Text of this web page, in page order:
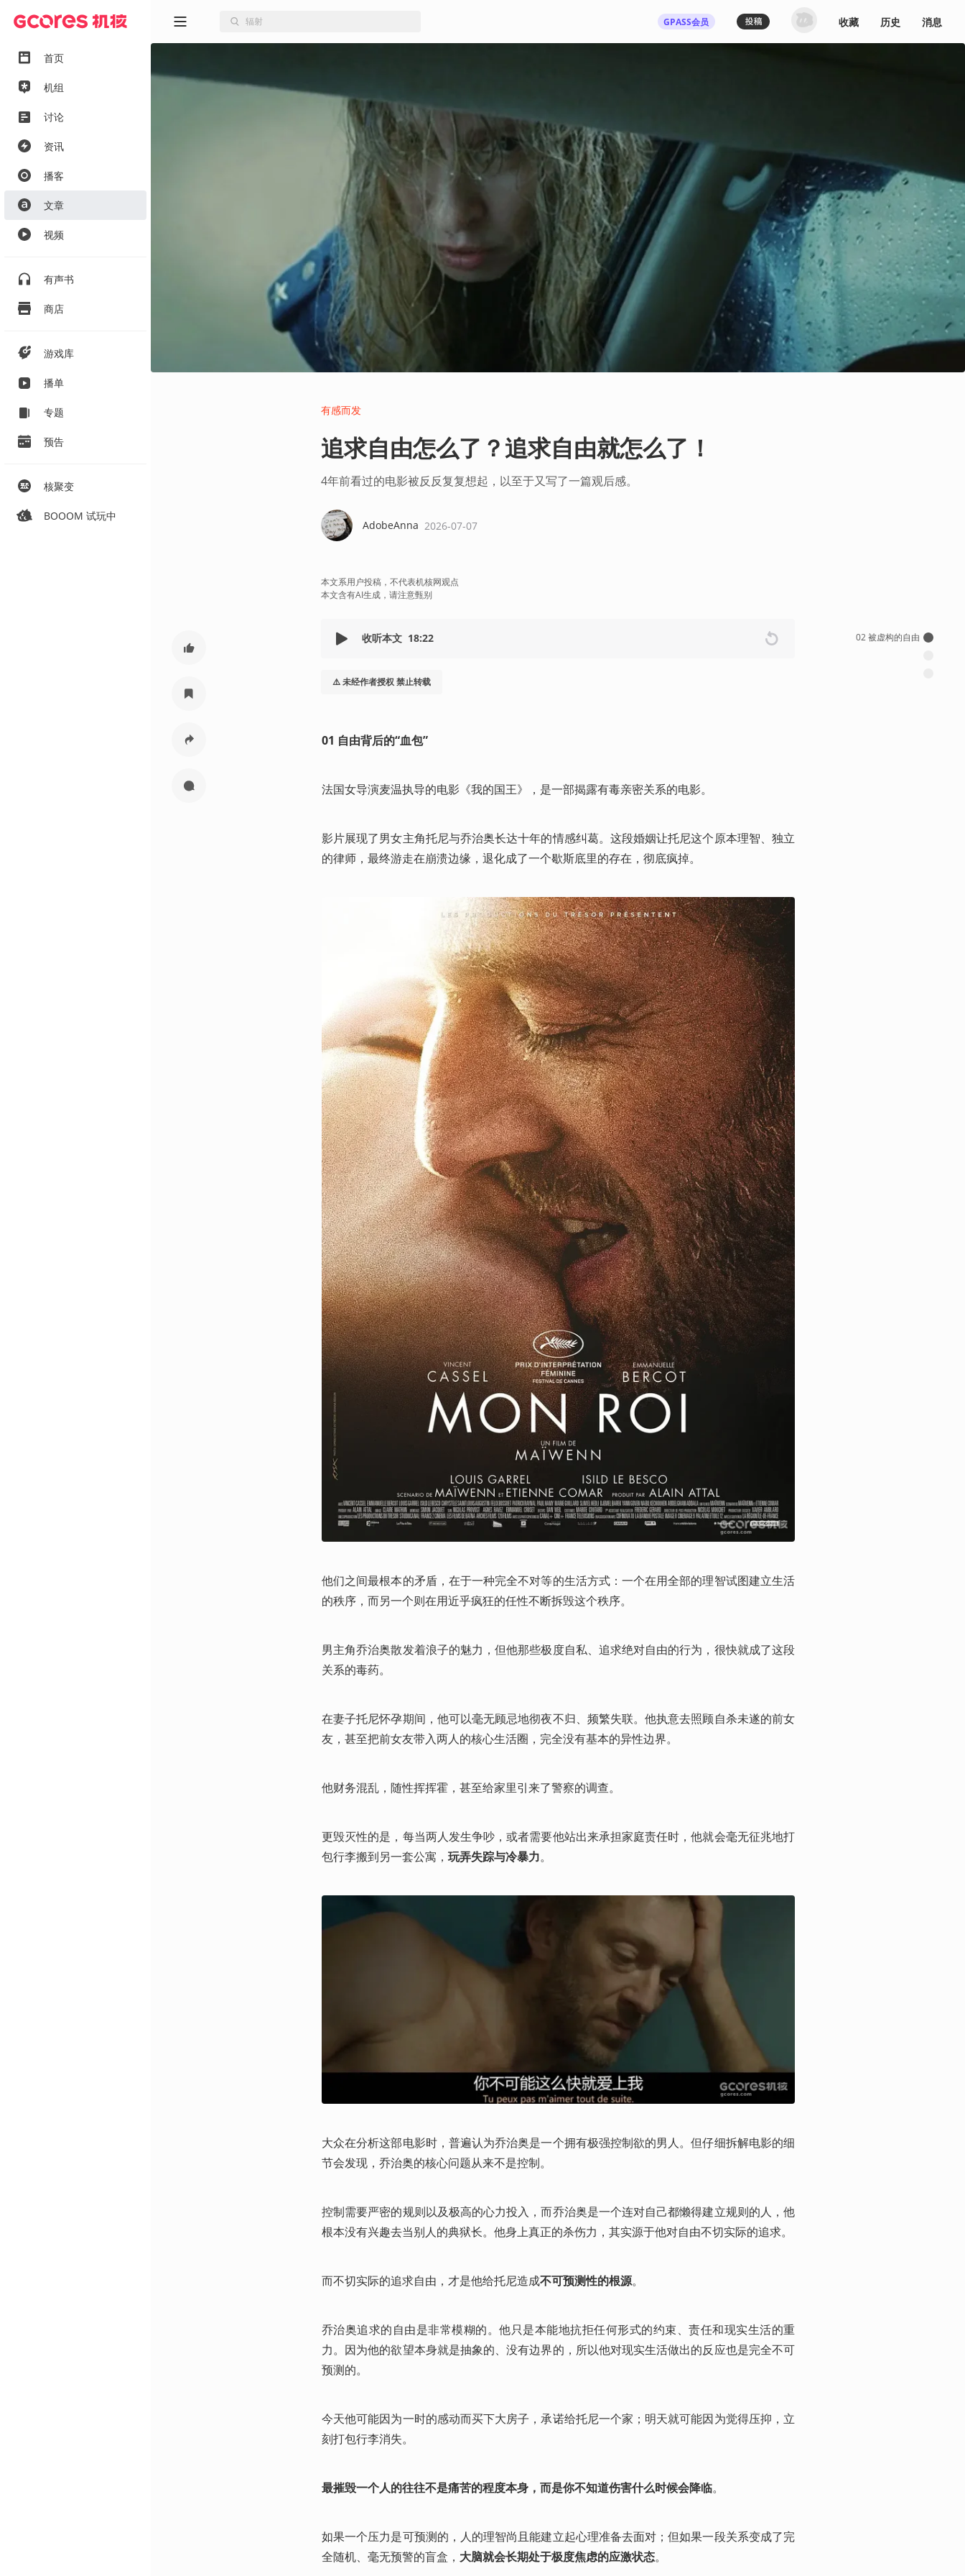
首页
机组
讨论
资讯
播客
文章
视频
有声书
商店
游戏库
播单
专题
预告
核聚变
BOOOM 试玩中
GPASS会员
登录 / 注册
收藏 历史 消息
有感而发
追求自由怎么了？追求自由就怎么了！
4年前看过的电影被反反复复想起，以至于又写了一篇观后感。
AdobeAnna 2026-07-07
本文系用户投稿，不代表机核网观点
本文含有AI生成，请注意甄别
收听本文 18:22
⚠️ 未经作者授权 禁止转载
01 自由背后的“血包”
法国女导演麦温执导的电影《我的国王》，是一部揭露有毒亲密关系的电影。
影片展现了男女主角托尼与乔治奥长达十年的情感纠葛。这段婚姻让托尼这个原本理智、独立
的律师，最终游走在崩溃边缘，退化成了一个歇斯底里的存在，彻底疯掉。
他们之间最根本的矛盾，在于一种完全不对等的生活方式：一个在用全部的理智试图建立生活
的秩序，而另一个则在用近乎疯狂的任性不断拆毁这个秩序。
男主角乔治奥散发着浪子的魅力，但他那些极度自私、追求绝对自由的行为，很快就成了这段
关系的毒药。
在妻子托尼怀孕期间，他可以毫无顾忌地彻夜不归、频繁失联。他执意去照顾自杀未遂的前女
友，甚至把前女友带入两人的核心生活圈，完全没有基本的异性边界。
他财务混乱，随性挥挥霍，甚至给家里引来了警察的调查。
更毁灭性的是，每当两人发生争吵，或者需要他站出来承担家庭责任时，他就会毫无征兆地打
包行李搬到另一套公寓， 玩弄失踪与冷暴力。
大众在分析这部电影时，普遍认为乔治奥是一个拥有极强控制欲的男人。但仔细拆解电影的细
节会发现，乔治奥的核心问题从来不是控制。
控制需要严密的规则以及极高的心力投入，而乔治奥是一个连对自己都懒得建立规则的人，他
根本没有兴趣去当别人的典狱长。他身上真正的杀伤力，其实源于他对自由不切实际的追求。
而不切实际的追求自由，才是他给托尼造成不可预测性的根源。
乔治奥追求的自由是非常模糊的。他只是本能地抗拒任何形式的约束、责任和现实生活的重
力。因为他的欲望本身就是抽象的、没有边界的，所以他对现实生活做出的反应也是完全不可
预测的。
今天他可能因为一时的感动而买下大房子，承诺给托尼一个家；明天就可能因为觉得压抑，立
刻打包行李消失。
最摧毁一个人的往往不是痛苦的程度本身，而是你不知道伤害什么时候会降临。
如果一个压力是可预测的，人的理智尚且能建立起心理准备去面对；但如果一段关系变成了完
全随机、毫无预警的盲盒， 大脑就会长期处于极度焦虑的应激状态。
02 被虚构的自由